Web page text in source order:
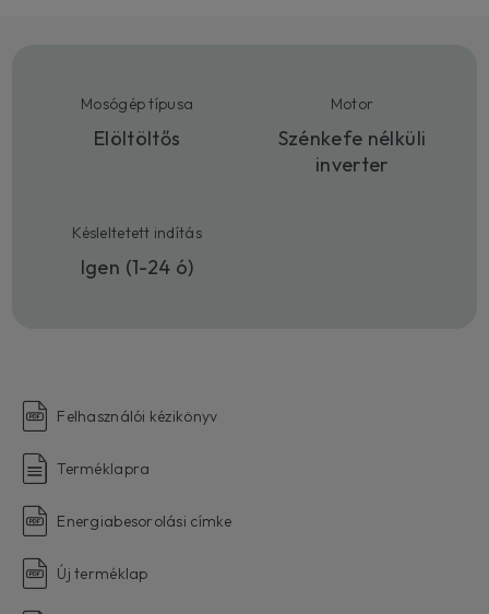
Mosógép típusa
Elöltöltős
Motor
Szénkefe nélküli
inverter
Késleltetett indítás
Igen (1-24 ó)
Felhasználói kézikönyv
Terméklapra
Energiabesorolási címke
Új terméklap